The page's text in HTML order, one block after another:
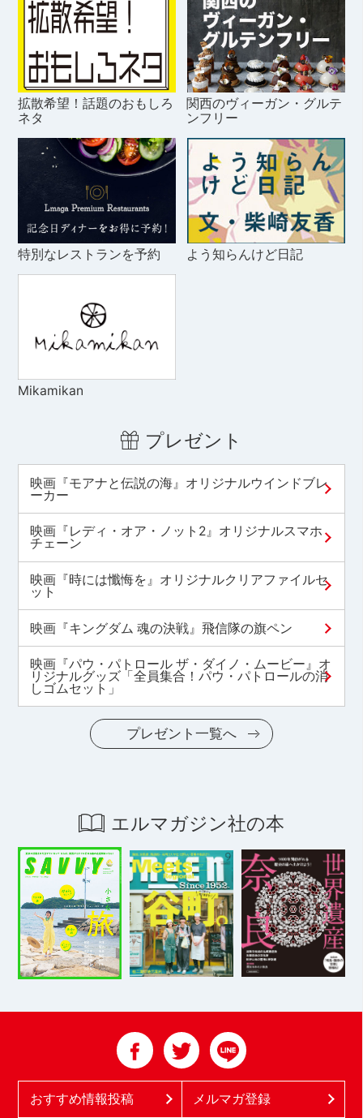
拡散希望！話題のおもしろ
ネタ
関西のヴィーガン・グルテ
ンフリー
特別なレストランを予約 よう知らんけど日記
Mikamikan
プレゼント
映画『モアナと伝説の海』オリジナルウインドブレ
ーカー
映画『レディ・オア・ノット2』オリジナルスマホ
チェーン
映画『時には懺悔を』オリジナルクリアファイルセ
ット
映画『キングダム 魂の決戦』飛信隊の旗ペン
映画『パウ・パトロール ザ・ダイノ・ムービー』オ
リジナルグッズ「全員集合！パウ・パトロールの消
しゴムセット」
プレゼント一覧へ
エルマガジン社の本
おすすめ情報投稿 メルマガ登録